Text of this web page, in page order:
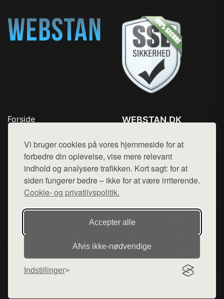
Vi bruger cookies på vores hjemmeside for at
forbedre din oplevelse, vise mere relevant
indhold og analysere trafikken. Kort sagt: for at
siden fungerer bedre – ikke for at være irriterende.
Cookie- og privatlivspolitik.
Accepter alle
Afvis ikke‑nødvendige
Indstillinger
Forside
Top Rabatter
Blog
Kontakt
WEBSTAN.DK
Mail: hej@want.dk
Cookie- og privatlivspolitik
Denne side er en del af want.dk, der udgiver en række
hjemmesider med præsentation af forskellige produkter fra
diverse webshops. Der sælges ikke varer fra denne side - vi
varerne på lager.